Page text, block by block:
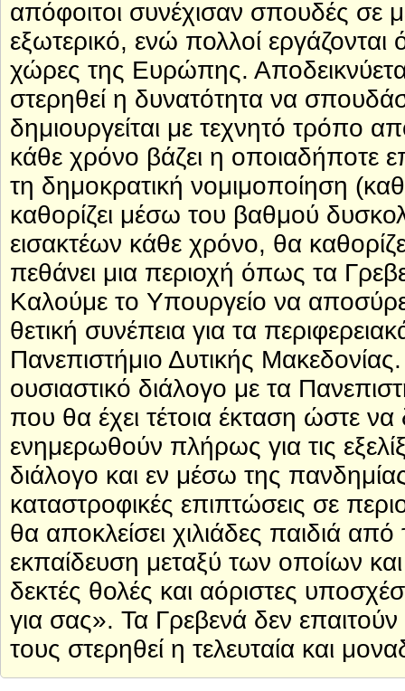
απόφοιτοι συνέχισαν σπουδές σε
εξωτερικό, ενώ πολλοί
χώρες της Ευρώπης.
στερηθεί η δυνατότητα να
δημιουργείται με τεχνητό τρόπο
κάθε χρόνο βάζει η οποιαδήποτε
τη δημοκρατική νομιμοποίηση
καθορίζει μέσω του βαθμού
εισακτέων κάθε χρόνο, θα
πεθάνει μια περιοχή όπως τα
Καλούμε το Υπουργείο να
θετική συνέπεια για τα
Πανεπιστήμιο Δυτικής
ουσιαστικό διάλογο με τα
που θα έχει τέτοια έκταση ώστε
ενημερωθούν πλήρως για τις
διάλογο και εν μέσω της
καταστροφικές επιπτώσεις σε
θα αποκλείσει χιλιάδες παιδιά
εκπαίδευση μεταξύ των οποίων
δεκτές θολές και αόριστες
για σας». Τα Γρεβενά δεν
τους στερηθεί η τελευταία και